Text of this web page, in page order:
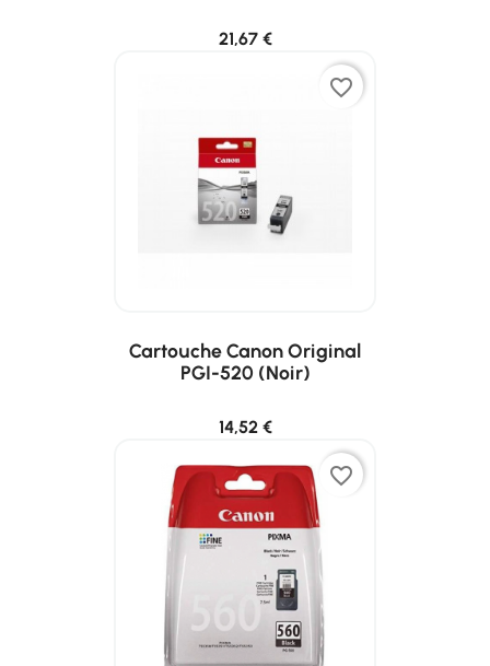
21,67 €
favorite_border
Cartouche Canon Original
PGI-520 (noir)
14,52 €
favorite_border